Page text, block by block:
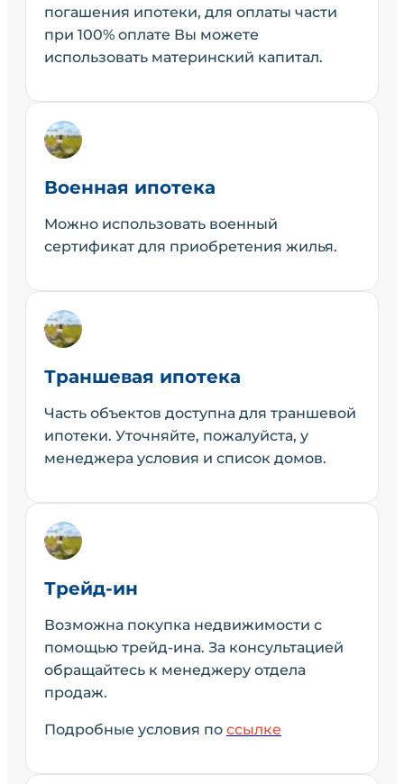
погашения ипотеки, для оплаты части
при 100% оплате Вы можете
использовать материнский капитал.
Военная ипотека
Можно использовать военный
сертификат для приобретения жилья.
Траншевая ипотека
Часть объектов доступна для траншевой
ипотеки. Уточняйте, пожалуйста, у
менеджера условия и список домов.
Трейд-ин
Возможна покупка недвижимости с
помощью трейд-ина. За консультацией
обращайтесь к менеджеру отдела
продаж.
Подробные условия по ссылке